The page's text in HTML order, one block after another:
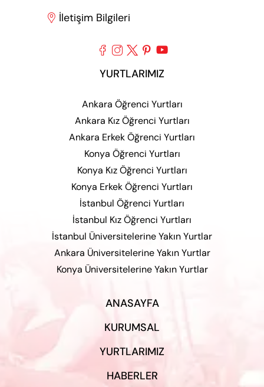
 İletişim Bilgileri
    
YURTLARIMIZ
Ankara Öğrenci Yurtları
Ankara Kız Öğrenci Yurtları
Ankara Erkek Öğrenci Yurtları
Konya Öğrenci Yurtları
Konya Kız Öğrenci Yurtları
Konya Erkek Öğrenci Yurtları
İstanbul Öğrenci Yurtları
İstanbul Kız Öğrenci Yurtları
İstanbul Üniversitelerine Yakın Yurtlar
Ankara Üniversitelerine Yakın Yurtlar
Konya Üniversitelerine Yakın Yurtlar
ANASAYFA
KURUMSAL
YURTLARIMIZ
HABERLER